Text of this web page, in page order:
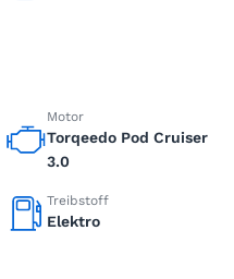
Motor
Torqeedo Pod Cruiser
3.0
Treibstoff
Elektro